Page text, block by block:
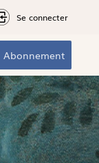
Se connecter
Abonnement